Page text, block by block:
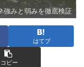
強みと弱みを徹底検証
はてブ
コピー